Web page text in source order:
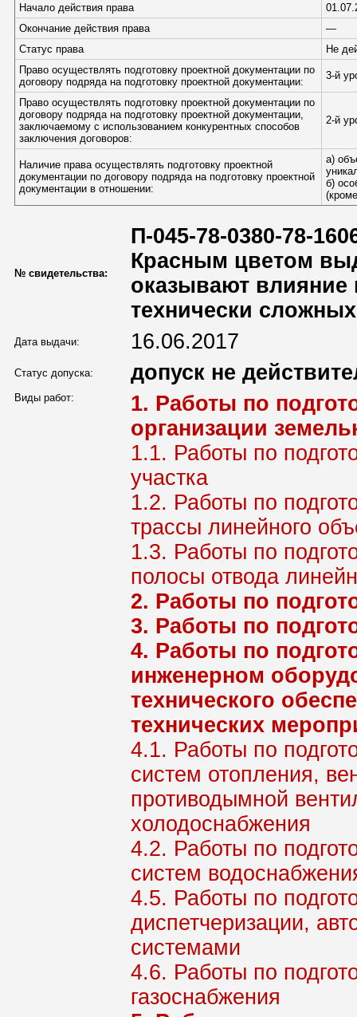
Начало действия права
Окончание действия права
—
Статус права
Не
Право осуществлять подготовку проектной документации по
договору подряда на подготовку проектной документации:
3-й
Право осуществлять подготовку проектной документации по
договору подряда на подготовку проектной документации,
заключаемому с использованием конкурентных способов
заключения договоров:
2-й
Наличие права осуществлять подготовку проектной
документации по договору подряда на подготовку проектной
документации в отношении:
а)
б)
№ свидетельства:
П-045-78-0380-78-
Красным цветом
оказывают влияние
технически
Дата выдачи: 16.06.2017
Статус допуска: допуск не
Виды работ:
1. Работы по
организации
1.1. Работы по
участка
1.2. Работы по
трассы линейного
1.3. Работы по
полосы отвода
2. Работы по
3. Работы по
4. Работы по
инженерном
технического
технических
4.1. Работы по
систем отопления,
противодымной
холодоснабжения
4.2. Работы по
систем
4.5. Работы по
диспетчеризации,
системами
4.6. Работы по
газоснабжения